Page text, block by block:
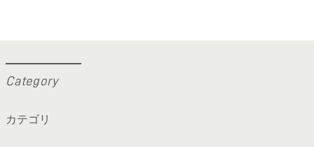
Category
カテゴリ